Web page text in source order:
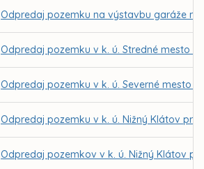
Odpredaj pozemku na výstavbu garáže
Odpredaj pozemku v k. ú. Stredné mesto
Odpredaj pozemku v k. ú. Severné mesto
Odpredaj pozemku v k. ú. Nižný Klátov pre
Odpredaj pozemkov v k. ú. Nižný Klátov pre